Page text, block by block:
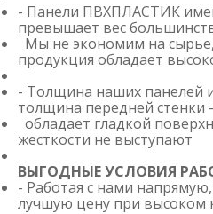
- Панели ПВХПЛАСТИК
превышает вес
Мы не экономим на сырье,
продукция обладает
- Толщина наших панелей
толщина передней стенки
обладает гладкой
жесткости не выступают
ВЫГОДНЫЕ УСЛОВИЯ
- Работая с нами
лучшую цену при высоком